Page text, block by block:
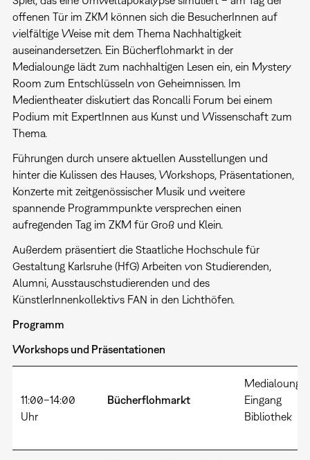
offenen Tür im ZKM können sich die BesucherInnen auf
vielfältige Weise mit dem Thema Nachhaltigkeit
auseinandersetzen. Ein Bücherflohmarkt in der
Medialounge lädt zum nachhaltigen Lesen ein, ein Mystery
Room zum Entschlüsseln von Geheimnissen. Im
Medientheater diskutiert das Roncalli Forum bei einem
Podium mit ExpertInnen aus Kunst und Wissenschaft zum
Thema.
Führungen durch unsere aktuellen Ausstellungen und
hinter die Kulissen des Hauses, Workshops, Präsentationen,
Konzerte mit zeitgenössischer Musik und weitere
spannende Programmpunkte versprechen einen
aufregenden Tag im ZKM für Groß und Klein.
Außerdem präsentiert die Staatliche Hochschule für
Gestaltung Karlsruhe (HfG) Arbeiten von Studierenden,
Alumni, Ausstauschstudierenden und des
KünstlerInnenkollektivs FAN in den Lichthöfen.
Programm
Workshops und Präsentationen
11:00–14:00
Uhr
Bücherflohmarkt
Medialounge,
Eingang
Bibliothek